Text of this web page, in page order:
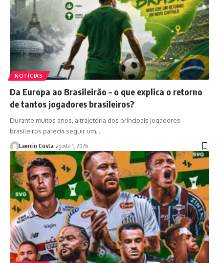
NOTÍCIAS
Da Europa ao Brasileirão – o que explica o retorno
de tantos jogadores brasileiros?
Durante muitos anos, a trajetória dos principais jogadores
brasileiros parecia seguir um…
Laercio Costa agosto 1, 2026